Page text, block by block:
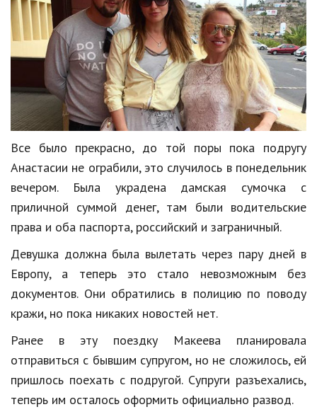
Творчество и рукоделие
Разное
Работа и бизнес
Животные
Еда и напитки
Праздники и подарки
Кинематограф
Домашние животные
Семья и дети
Путешествия
Строительство
Культура и общество
Мода и стиль
Бизнес
Хобби и развлечения
Все было прекрасно, до той поры пока подругу
Анастасии не ограбили, это случилось в понедельник
вечером. Была украдена дамская сумочка с
приличной суммой денег, там были водительские
права и оба паспорта, российский и заграничный.
Девушка должна была вылетать через пару дней в
Европу, а теперь это стало невозможным без
документов. Они обратились в полицию по поводу
кражи, но пока никаких новостей нет.
Ранее в эту поездку Макеева планировала
отправиться с бывшим супругом, но не сложилось, ей
пришлось поехать с подругой. Супруги разъехались,
теперь им осталось оформить официально развод.